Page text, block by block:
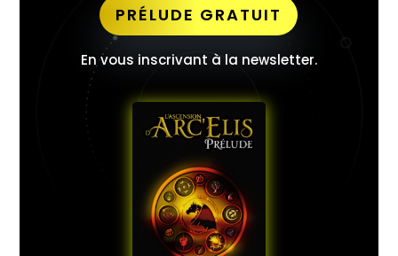
PRÉLUDE GRATUIT
En vous inscrivant à la newsletter.